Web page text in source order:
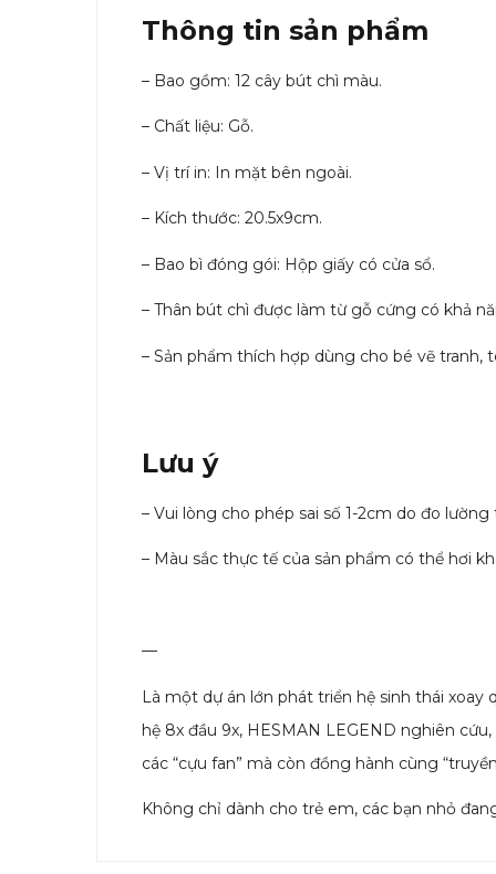
Thông tin sản phẩm
– Bao gồm: 12 cây bút chì màu.
– Chất liệu: Gỗ.
– Vị trí in: In mặt bên ngoài.
– Kích thước: 20.5x9cm.
– Bao bì đóng gói: Hộp giấy có cửa sổ.
– Thân bút chì được làm từ gỗ cứng có khả
– Sản phẩm thích hợp dùng cho bé vẽ tranh,
Lưu ý
– Vui lòng cho phép sai số 1-2cm do đo
– Màu sắc thực tế của sản phẩm có thể hơi
—
Là một dự án lớn phát triển hệ sinh thái
hệ 8x đầu 9x, HESMAN LEGEND nghiên
các “cựu fan” mà còn đồng hành cùng
Không chỉ dành cho trẻ em, các bạn nhỏ